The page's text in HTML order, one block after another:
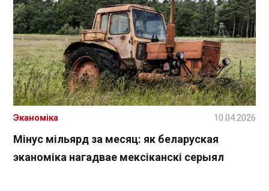
Мінус мільярд за месяц: як беларуская
эканоміка нагадвае мексіканскі серыял
Эканоміка 10.04.2026